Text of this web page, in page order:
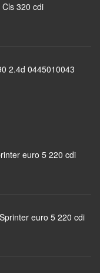
320 cdi
2.4d 0445010043
euro 5 220 cdi
euro 5 220 cdi